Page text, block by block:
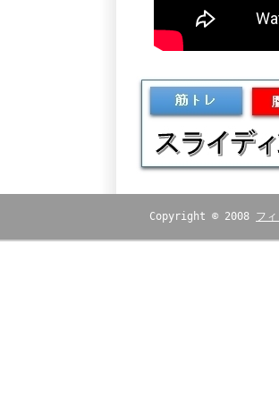
Copyright © 2008 フ